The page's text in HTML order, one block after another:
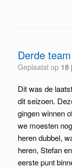
Derde
Geplaatst op 18
Dit was de
dit seizoen.
gingen winnen
we moesten
heren dubbel,
heren, Stefan
eerste punt